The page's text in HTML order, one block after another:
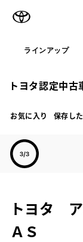
ラインアップ
トヨタ認定中古
お気に入り 保存し
トヨタ
ＡＳ